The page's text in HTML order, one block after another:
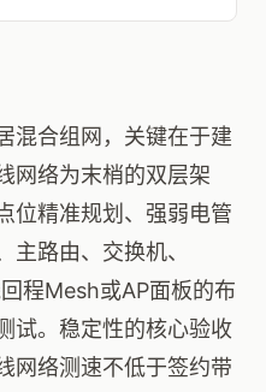
混合组网，关键在于建
网络为末梢的双层架
位精准规划、强弱电管
主路由、交换机、
程Mesh或AP面板的布
试。稳定性的核心验收
网络测速不低于签约带